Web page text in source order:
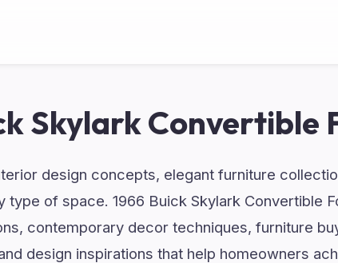
Skylark Convertible
design concepts, elegant furniture
of space. 1966 Buick Skylark Convertible
contemporary decor techniques, furniture
design inspirations that help homeowners